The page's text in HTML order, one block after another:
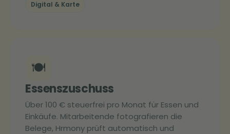
Digital & Karte
🍽️
Essenszuschuss
Über 100 € steuerfrei pro Monat für Essen und
Einkäufe. Mitarbeitende fotografieren die
Belege, Hrmony prüft automatisch und